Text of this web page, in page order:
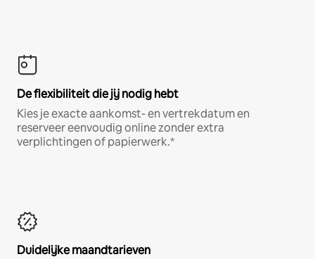
De flexibiliteit die jij nodig hebt
Kies je exacte aankomst- en vertrekdatum en
reserveer eenvoudig online zonder extra
verplichtingen of papierwerk.*
Duidelijke maandtarieven